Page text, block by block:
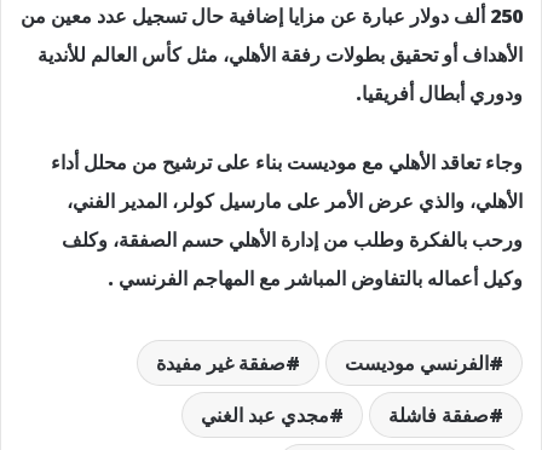
250 ألف دولار عبارة عن مزايا إضافية حال تسجيل عدد معين من
الأهداف أو تحقيق بطولات رفقة الأهلي، مثل كأس العالم للأندية
ودوري أبطال أفريقيا.
وجاء تعاقد الأهلي مع موديست بناء على ترشيح من محلل أداء
الأهلي، والذي عرض الأمر على مارسيل كولر، المدير الفني،
ورحب بالفكرة وطلب من إدارة الأهلي حسم الصفقة، وكلف
وكيل أعماله بالتفاوض المباشر مع المهاجم الفرنسي .
الفرنسي موديست
صفقة غير مفيدة
صفقة فاشلة
مجدي عبد الغني